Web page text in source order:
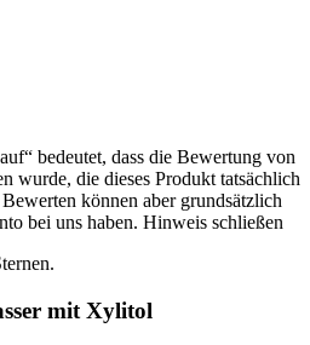
bedeutet, dass die Bewertung von
wurde, die dieses Produkt tatsächlich
können aber grundsätzlich
bei uns haben. Hinweis schließen
mit Xylitol